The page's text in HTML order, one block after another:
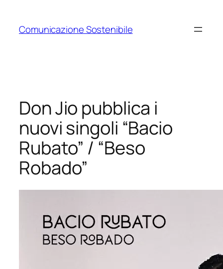
contenuto
Comunicazione Sostenibile
Don Jio pubblica i
nuovi singoli “Bacio
Rubato” / “Beso
Robado”